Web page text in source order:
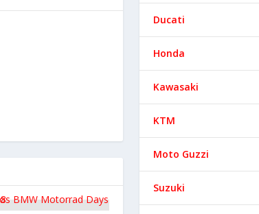
Ducati
Honda
Kawasaki
KTM
Moto Guzzi
Suzuki